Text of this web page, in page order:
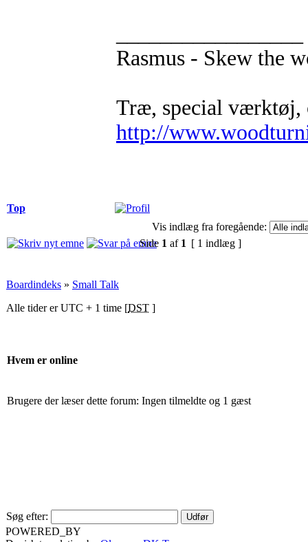
Rasmus - Skew the
Træ, special værktøj,
http://
Top
Vis indlæg fra foregående:
Side 1 af 1 [ 1 indlæg ]
Boardindeks » Small Talk
Alle tider er UTC + 1 time [DST ]
Hvem er online
Brugere der læser dette forum: Ingen tilmeldte og 1 gæst
Søg efter:
POWERED_BY